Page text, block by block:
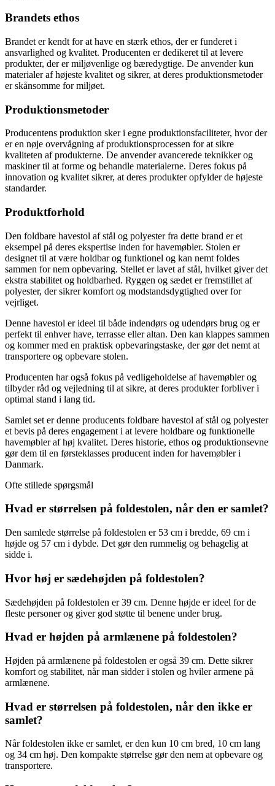
Brandets ethos
Brandet er kendt for at have en stærk ethos, der er funderet i
ansvarlighed og kvalitet. Producenten er dedikeret til at levere
produkter, der er miljøvenlige og bæredygtige. De anvender kun
materialer af højeste kvalitet og sikrer, at deres produktionsmetoder
er skånsomme for miljøet.
Produktionsmetoder
Producentens produktion sker i egne produktionsfaciliteter, hvor der
er en nøje overvågning af produktionsprocessen for at sikre
kvaliteten af produkterne. De anvender avancerede teknikker og
maskiner til at forme og behandle materialerne. Deres fokus på
innovation og kvalitet sikrer, at deres produkter opfylder de højeste
standarder.
Produktforhold
Den foldbare havestol af stål og polyester fra dette brand er et
eksempel på deres ekspertise inden for havemøbler. Stolen er
designet til at være holdbar og funktionel og kan nemt foldes
sammen for nem opbevaring. Stellet er lavet af stål, hvilket giver det
ekstra stabilitet og holdbarhed. Ryggen og sædet er fremstillet af
polyester, der sikrer komfort og modstandsdygtighed over for
vejrliget.
Denne havestol er ideel til både indendørs og udendørs brug og er
perfekt til enhver have, terrasse eller altan. Den kan klappes sammen
og kommer med en praktisk opbevaringstaske, der gør det nemt at
transportere og opbevare stolen.
Producenten har også fokus på vedligeholdelse af havemøbler og
tilbyder råd og vejledning til at sikre, at deres produkter forbliver i
optimal stand i lang tid.
Samlet set er denne producents foldbare havestol af stål og polyester
et bevis på deres engagement i at levere holdbare og funktionelle
havemøbler af høj kvalitet. Deres historie, ethos og produktionsevne
gør dem til en førsteklasses producent inden for havemøbler i
Danmark.
Ofte stillede spørgsmål
Hvad er størrelsen på foldestolen, når den er samlet?
Den samlede størrelse på foldestolen er 53 cm i bredde, 69 cm i
højde og 57 cm i dybde. Det gør den rummelig og behagelig at
sidde i.
Hvor høj er sædehøjden på foldestolen?
Sædehøjden på foldestolen er 39 cm. Denne højde er ideel for de
fleste personer og giver god støtte til benene under brug.
Hvad er højden på armlænene på foldestolen?
Højden på armlænene på foldestolen er også 39 cm. Dette sikrer
komfort og stabilitet, når man sidder i stolen og hviler armene på
armlænene.
Hvad er størrelsen på foldestolen, når den ikke er
samlet?
Når foldestolen ikke er samlet, er den kun 10 cm bred, 10 cm lang
og 34 cm høj. Den kompakte størrelse gør den nem at opbevare og
transportere.